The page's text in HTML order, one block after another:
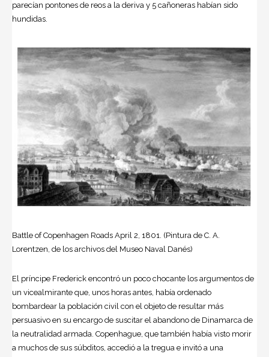
parecían pontones de reos a la deriva y 5 cañoneras habían sido
hundidas.
Battle of Copenhagen Roads April 2, 1801. (Pintura de C. A.
Lorentzen, de los archivos del Museo Naval Danés)
El príncipe Frederick encontró un poco chocante los argumentos de
un vicealmirante que, unos horas antes, había ordenado
bombardear la población civil con el objeto de resultar más
persuasivo en su encargo de suscitar el abandono de Dinamarca de
la neutralidad armada. Copenhague, que también había visto morir
a muchos de sus súbditos, accedió a la tregua e invitó a una